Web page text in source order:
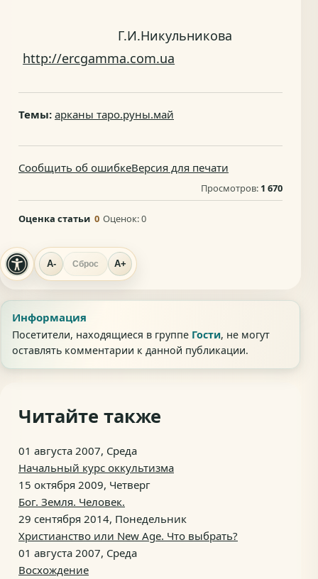
A- Сброс A+
Г.И.Никульникова
http://ercgamma.com.ua
Темы: арканы таро.руны.май
Сообщить об ошибкеВерсия для печати
Просмотров: 1 670
Оценка статьи 0 Оценок:0
Информация
Посетители, находящиеся в группе Гости, не могут
оставлять комментарии к данной публикации.
Читайте также
01 августа 2007, Среда
Начальный курс оккультизма
15 октября 2009, Четверг
Бог. Земля. Человек.
29 сентября 2014, Понедельник
Христианство или New Age. Что выбрать?
01 августа 2007, Среда
Восхождение